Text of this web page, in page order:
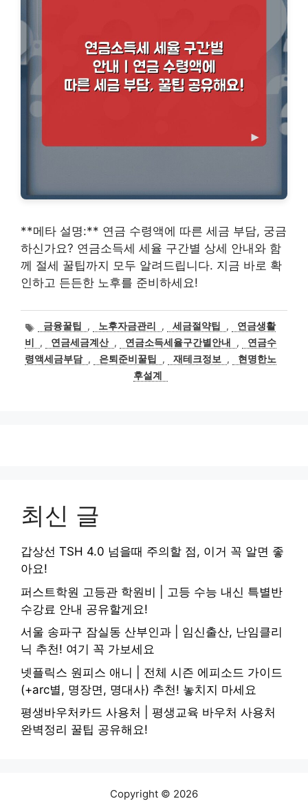
**메타 설명:** 연금 수령액에 따른 세금 부담, 궁금
하신가요? 연금소득세 세율 구간별 상세 안내와 함
께 절세 꿀팁까지 모두 알려드립니다. 지금 바로 확
인하고 든든한 노후를 준비하세요!
태금융꿀팁 , 노후자금관리 , 세금절약팁 ,
연금생활
비
, 연금세금계산 , 연금소득세율구간별안내 ,
연금수
령액세금부담 , 은퇴준비꿀팁 , 재테크정보 ,
현명한노
후설계
최신 글
갑상선 TSH 4.0 넘을때 주의할 점, 이거 꼭 알면 좋
아요!
퍼스트학원 고등관 학원비 | 고등 수능 내신 특별반
수강료 안내 공유할게요!
서울 송파구 잠실동 산부인과 | 임신출산, 난임클리
닉 추천! 여기 꼭 가보세요
넷플릭스 원피스 애니 | 전체 시즌 에피소드 가이드
(+arc별, 명장면, 명대사) 추천! 놓치지 마세요
평생바우처카드 사용처 | 평생교육 바우처 사용처
완벽정리 꿀팁 공유해요!
Copyright © 2026